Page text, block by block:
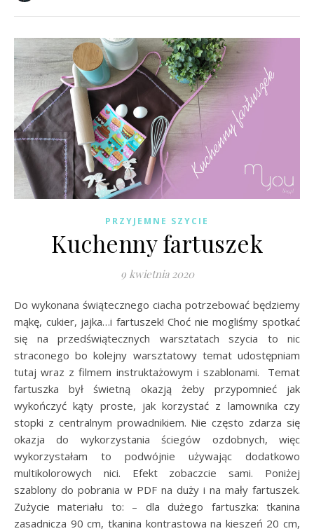
PRZYJEMNE SZYCIE
Kuchenny fartuszek
9 kwietnia 2020
Do wykonana świątecznego ciacha potrzebować będziemy
mąkę, cukier, jajka…i fartuszek! Choć nie mogliśmy spotkać
się na przedświątecznych warsztatach szycia to nic
straconego bo kolejny warsztatowy temat udostępniam
tutaj wraz z filmem instruktażowym i szablonami. Temat
fartuszka był świetną okazją żeby przypomnieć jak
wykończyć kąty proste, jak korzystać z lamownika czy
stopki z centralnym prowadnikiem. Nie często zdarza się
okazja do wykorzystania ściegów ozdobnych, więc
wykorzystałam to podwójnie używając dodatkowo
multikolorowych nici. Efekt zobaczcie sami. Poniżej
szablony do pobrania w PDF na duży i na mały fartuszek.
Zużycie materiału to: – dla dużego fartuszka: tkanina
zasadnicza 90 cm, tkanina kontrastowa na kieszeń 20 cm,